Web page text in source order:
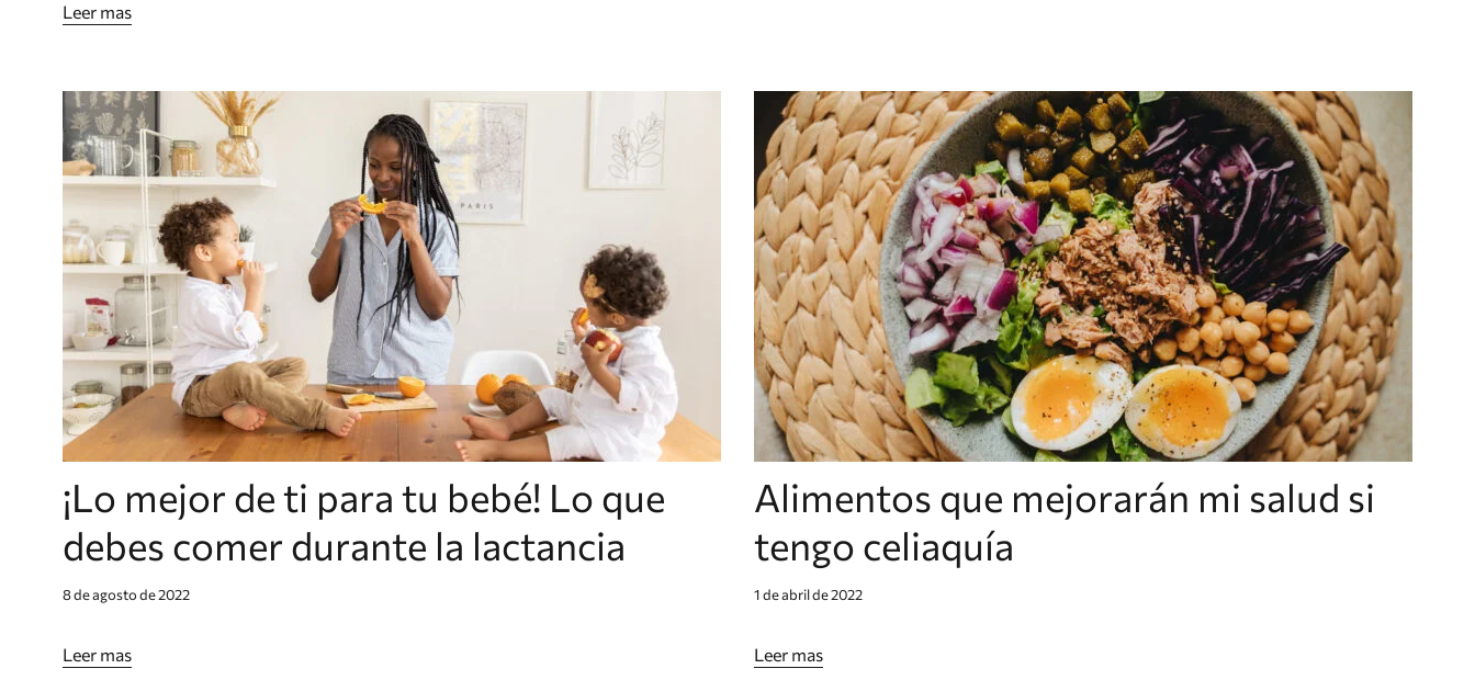
Leer mas
¡Lo mejor de ti para tu bebé! Lo que
debes comer durante la lactancia
8 de agosto de 2022
Leer mas
Alimentos que mejorarán mi salud si
tengo celiaquía
1 de abril de 2022
Leer mas